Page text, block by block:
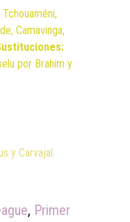
Tchouaméni,
Camavinga,
por Brahim y
y Carvajal.
, Primer